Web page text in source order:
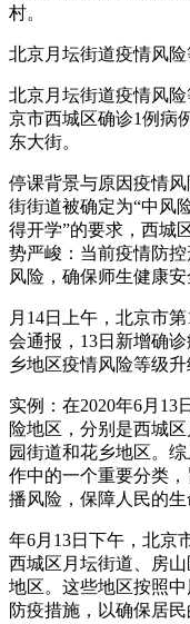
村。
北京月坛街道疫情风
北京月坛街道疫情风
京市西城区确诊1例病
东大街。
停课背景与原因疫情
街街道被确定为“中风
得开学”的要求，西城
势严峻：当前疫情防
风险，确保师生健康安
月14日上午，北京市
会通报，13日新增确
乡地区疫情风险等级升
实例：在2020年6月13
险地区，分别是西城
园街道和花乡地区。
作中的一个重要分类
播风险，保障人民的生
年6月13日下午，北京
西城区月坛街道、房
地区。这些地区按照
防疫措施，以确保居民